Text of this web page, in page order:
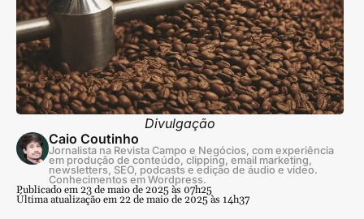
Divulgação
Caio Coutinho
Jornalista na Revista Campo e Negócios, com experiência
em produção de conteúdo, clipping, email marketing,
newsletters, SEO, podcasts e edição de áudio e vídeo.
Conhecimentos em Wordpress.
Publicado em 23 de maio de 2025 às 07h25
Última atualização em 22 de maio de 2025 às 14h37